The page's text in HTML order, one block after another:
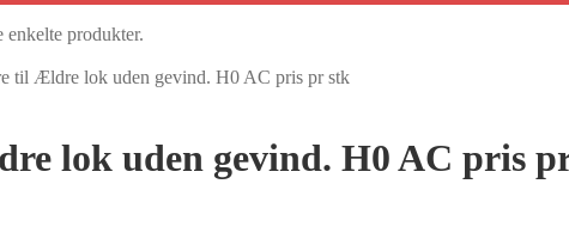
enkelte produkter.
til Ældre lok uden gevind. H0 AC pris pr stk
lok uden gevind. H0 AC pris